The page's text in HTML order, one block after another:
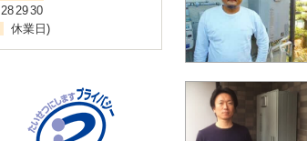
282930
休業日)